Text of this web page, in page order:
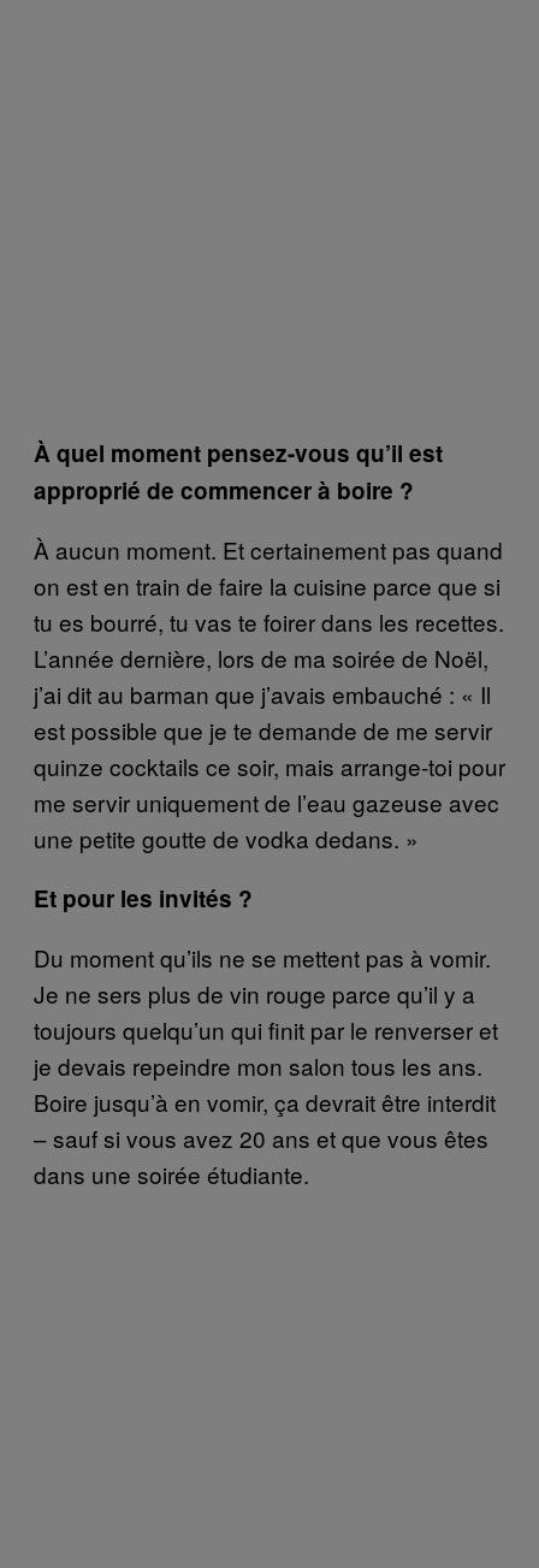
À quel moment pensez-vous qu’il est
approprié de commencer à boire ?
À aucun moment. Et certainement pas quand
on est en train de faire la cuisine parce que si
tu es bourré, tu vas te foirer dans les recettes.
L’année dernière, lors de ma soirée de Noël,
j’ai dit au barman que j’avais embauché : « Il
est possible que je te demande de me servir
quinze cocktails ce soir, mais arrange-toi pour
me servir uniquement de l’eau gazeuse avec
une petite goutte de vodka dedans. »
Et pour les invités ?
Du moment qu’ils ne se mettent pas à vomir.
Je ne sers plus de vin rouge parce qu’il y a
toujours quelqu’un qui finit par le renverser et
je devais repeindre mon salon tous les ans.
Boire jusqu’à en vomir, ça devrait être interdit
– sauf si vous avez 20 ans et que vous êtes
dans une soirée étudiante.